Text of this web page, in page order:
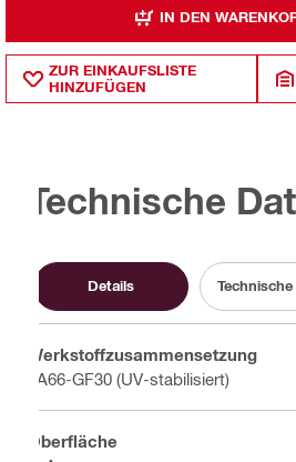
IN DEN
ZUR EINKAUFSLISTE
HINZUFÜGEN
Technische
Details
Werkstoffzusammensetzung
PA66-GF30 (UV-stabilisiert)
Oberfläche